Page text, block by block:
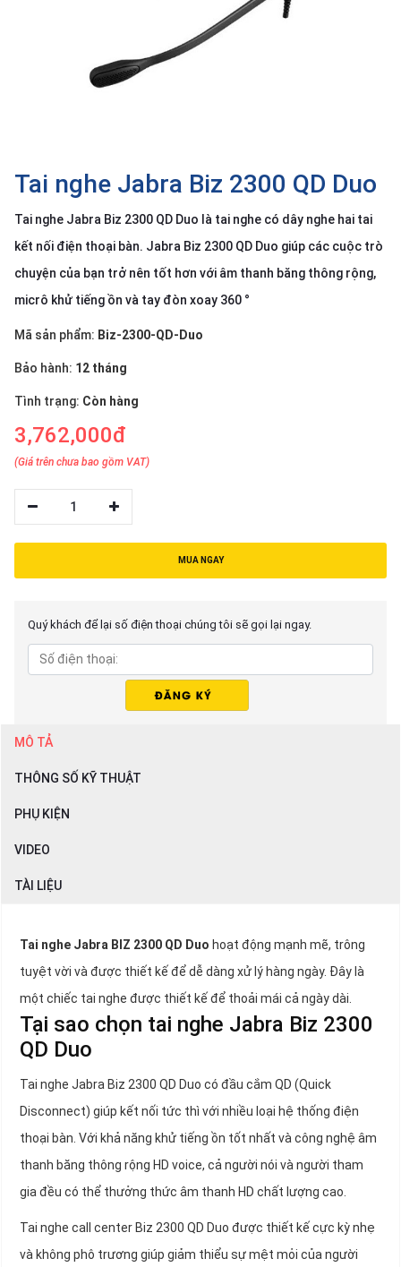
Tai nghe Jabra Biz 2300 QD Duo
Tai nghe Jabra Biz 2300 QD Duo là tai nghe có dây nghe hai tai
kết nối điện thoại bàn. Jabra Biz 2300 QD Duo giúp các cuộc trò
chuyện của bạn trở nên tốt hơn với âm thanh băng thông rộng,
micrô khử tiếng ồn và tay đòn xoay 360 °
Mã sản phẩm: Biz-2300-QD-Duo
Bảo hành: 12 tháng
Tình trạng: Còn hàng
3,762,000đ
(Giá trên chưa bao gồm VAT)
1
MUA NGAY
Quý khách để lại số điện thoại chúng tôi sẽ gọi lại ngay.
MÔ TẢ
THÔNG SỐ KỸ THUẬT
PHỤ KIỆN
VIDEO
TÀI LIỆU
Tai nghe Jabra BIZ 2300 QD Duo hoạt động mạnh mẽ, trông
tuyệt vời và được thiết kế để dễ dàng xử lý hàng ngày. Đây là
một chiếc tai nghe được thiết kế để thoải mái cả ngày dài.
Tại sao chọn tai nghe Jabra Biz 2300
QD Duo
Tai nghe Jabra Biz 2300 QD Duo có đầu cắm QD (Quick
Disconnect) giúp kết nối tức thì với nhiều loại hệ thống điện
thoại bàn. Với khả năng khử tiếng ồn tốt nhất và công nghệ âm
thanh băng thông rộng HD voice, cả người nói và người tham
gia đều có thể thưởng thức âm thanh HD chất lượng cao.
Tai nghe call center Biz 2300 QD Duo được thiết kế cực kỳ nhẹ
và không phô trương giúp giảm thiểu sự mệt mỏi của người
pháp
vụ
Hỗ
trợ
Tin
hệ
thiệu
NGÔN